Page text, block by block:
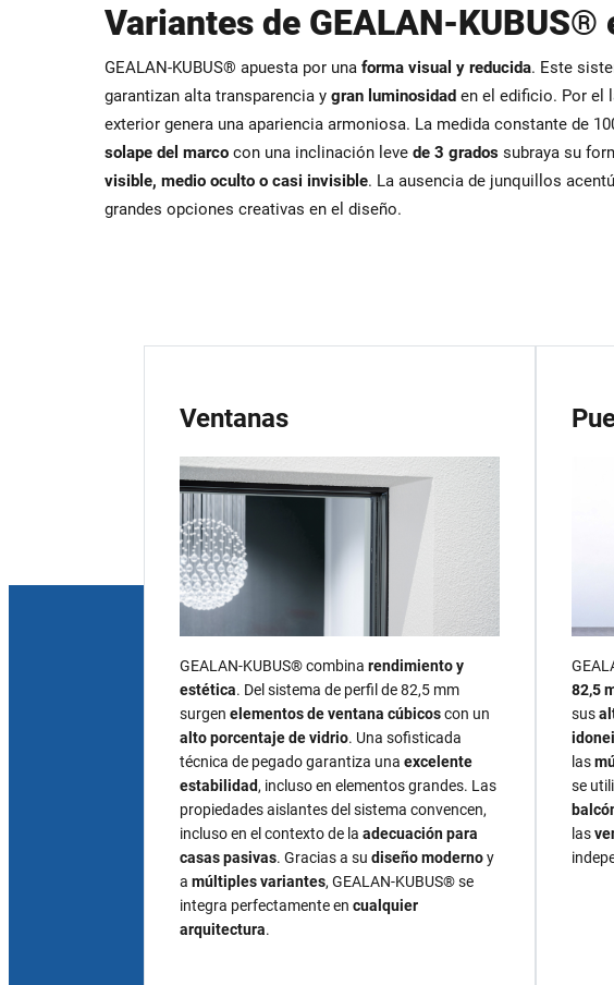
Variantes de GEALAN-KUBUS®
GEALAN‑KUBUS® apuesta por una forma visual y reducida. Este
garantizan alta transparencia y gran luminosidad en el edificio. Por el
exterior genera una apariencia armoniosa. La medida constante de
solape del marco con una inclinación leve de 3 grados subraya su
visible, medio oculto o casi invisible. La ausencia de junquillos
grandes opciones creativas en el diseño.
Ventanas
GEALAN‑KUBUS® combina rendimiento y
estética. Del sistema de perfil de 82,5 mm
surgen elementos de ventana cúbicoscon un
alto porcentaje de vidrio. Una sofisticada
técnica de pegado garantiza una excelente
estabilidad, incluso en elementos grandes. Las
propiedades aislantes del sistema convencen,
incluso en el contexto de la adecuación para
casas pasivas. Gracias a su diseño modernoy
a múltiples variantes, GEALAN‑KUBUS® se
integra perfectamente en cualquier
arquitectura.
82,5
sus
las
se
las